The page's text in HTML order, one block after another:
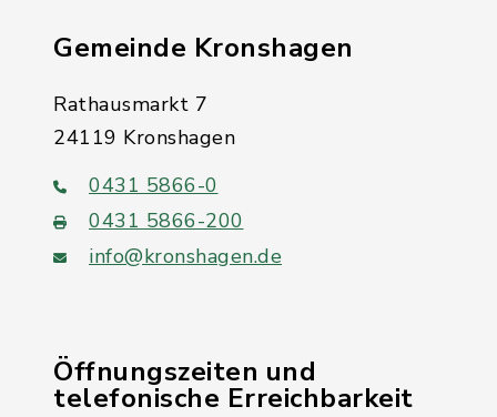
Gemeinde Kronshagen
Rathausmarkt 7
24119 Kronshagen
0431 5866-0
0431 5866-200
info@kronshagen.de
Öffnungszeiten und
telefonische Erreichbarkeit